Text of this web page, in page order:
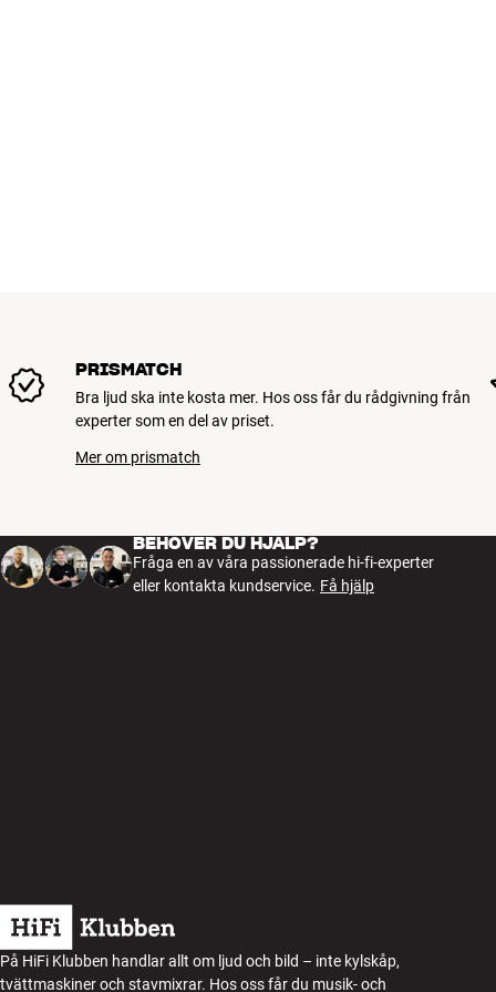
PRISMATCH
Bra ljud ska inte kosta mer. Hos oss får du rådgivning från
experter som en del av priset.
Mer om prismatch
BEHÖVER DU HJÄLP?
Fråga en av våra passionerade hi-fi-experter
eller kontakta kundservice. Få hjälp
På HiFi Klubben handlar allt om ljud och bild – inte kylskåp,
tvättmaskiner och stavmixrar. Hos oss får du musik- och